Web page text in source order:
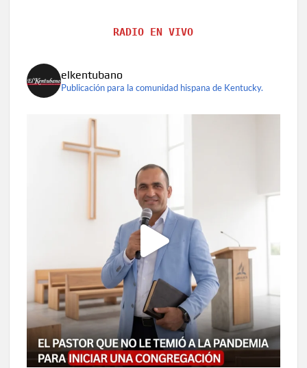
RADIO EN VIVO
elkentubano
Publicación para la comunidad hispana de Kentucky.